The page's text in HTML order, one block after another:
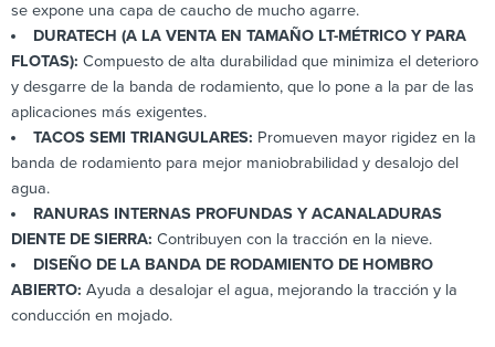
se expone una capa de caucho de mucho agarre.
DURATECH (A LA VENTA EN TAMAÑO LT-MÉTRICO Y PARA
FLOTAS): Compuesto de alta durabilidad que minimiza el deterioro
y desgarre de la banda de rodamiento, que lo pone a la par de las
aplicaciones más exigentes.
TACOS SEMI TRIANGULARES: Promueven mayor rigidez en la
banda de rodamiento para mejor maniobrabilidad y desalojo del
agua.
RANURAS INTERNAS PROFUNDAS Y ACANALADURAS
DIENTE DE SIERRA: Contribuyen con la tracción en la nieve.
DISEÑO DE LA BANDA DE RODAMIENTO DE HOMBRO
ABIERTO: Ayuda a desalojar el agua, mejorando la tracción y la
conducción en mojado.